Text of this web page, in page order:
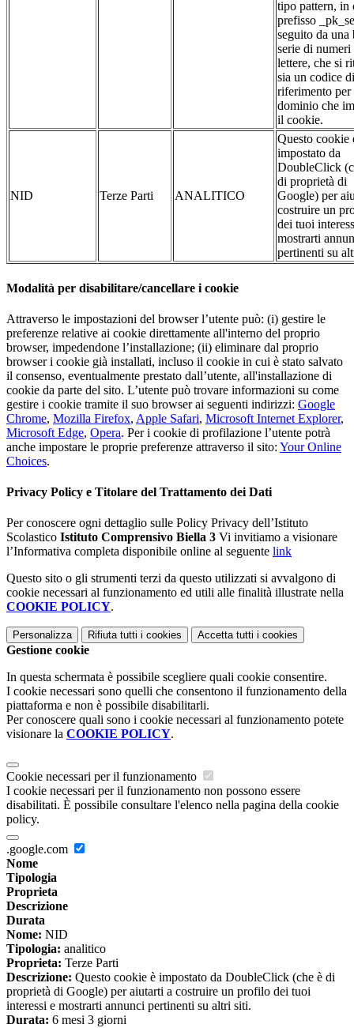
tipo pattern, in
prefisso
seguito da una
serie di numeri
lettere, che si
sia un codice di
riferimento
dominio che
il cookie.
NID Terze Parti ANALITICO
Questo cookie
impostato da
DoubleClick
di proprietà di
Google) per
costruire un
dei tuoi
mostrarti
pertinenti su
Modalità per disabilitare/cancellare i cookie
Attraverso le impostazioni del browser l’utente può: (i) gestire le
preferenze relative ai cookie direttamente all'interno del proprio
browser, impedendone l’installazione; (ii) eliminare dal proprio
browser i cookie già installati, incluso il cookie in cui è stato salvato
il consenso, eventualmente prestato dall’utente, all'installazione di
cookie da parte del sito. L’utente può trovare informazioni su come
gestire i cookie tramite il suo browser ai seguenti indirizzi: Google
Chrome, Mozilla Firefox, Apple Safari, Microsoft Internet Explorer,
Microsoft Edge, Opera. Per i cookie di profilazione l’utente potrà
anche impostare le proprie preferenze attraverso il sito: Your Online
Choices.
Privacy Policy e Titolare del Trattamento dei Dati
Per conoscere ogni dettaglio sulle Policy Privacy dell’Istituto
Scolastico Istituto Comprensivo Biella 3 Vi invitiamo a visionare
l’Informativa completa disponibile online al seguente link
Questo sito o gli strumenti terzi da questo utilizzati si avvalgono di
cookie necessari al funzionamento ed utili alle finalità illustrate nella
COOKIE POLICY.
Personalizza Rifiuta tutti i cookies Accetta tutti i cookies
Gestione cookie
In questa schermata è possibile scegliere quali cookie consentire.
I cookie necessari sono quelli che consentono il funzionamento della
piattaforma e non è possibile disabilitarli.
Per conoscere quali sono i cookie necessari al funzionamento potete
visionare la COOKIE POLICY.
Cookie necessari per il funzionamento
I cookie necessari per il funzionamento non possono essere
disabilitati. È possibile consultare l'elenco nella pagina della cookie
policy.
.google.com
Nome
Tipologia
Proprieta
Descrizione
Durata
Nome: NID
Tipologia: analitico
Proprieta: Terze Parti
Descrizione: Questo cookie è impostato da DoubleClick (che è di
proprietà di Google) per aiutarti a costruire un profilo dei tuoi
interessi e mostrarti annunci pertinenti su altri siti.
Durata: 6 mesi 3 giorni